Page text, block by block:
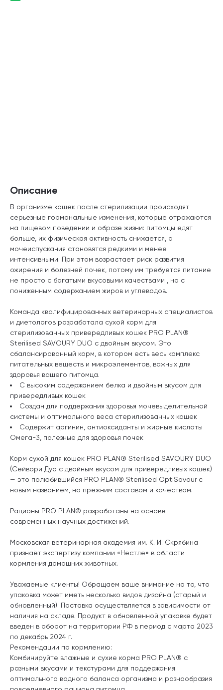
Описание
В организме кошек после стерилизации происходят
серьезные гормональные изменения, которые отражаются
на пищевом поведении и образе жизни: питомцы едят
больше, их физическая активность снижается, а
мочеиспускания становятся редкими и менее
интенсивными. При этом возрастает риск развития
ожирения и болезней почек, потому им требуется питание
не просто с богатыми вкусовыми качествами , но с
пониженным содержанием жиров и углеводов.
Команда квалифицированных ветеринарных специалистов
и диетологов разработала сухой корм для
стерилизованных привередливых кошек PRO PLAN®
Sterilised SAVOURY DUO с двойным вкусом. Это
сбалансированный корм, в котором есть весь комплекс
питательных веществ и микроэлементов, важных для
здоровья вашего питомца.
С высоким содержанием белка и двойным вкусом для
привередливых кошек
Создан для поддержания здоровья мочевыделительной
системы и оптимального веса стерилизованных кошек
Содержит аргинин, антиоксиданты и жирные кислоты
Омега-3, полезные для здоровья почек
Корм сухой для кошек PRO PLAN® Sterilised SAVOURY DUO
(Сейвори Дуо с двойным вкусом для привередливых кошек)
— это полюбившийся PRO PLAN® Sterilised OptiSavour с
новым названием, но прежним составом и качеством.
Рационы PRO PLAN® разработаны на основе
современных научных достижений.
Московская ветеринарная академия им. К. И. Скрябина
признаёт экспертизу компании «Нестле» в области
кормления домашних животных.
Уважаемые клиенты! Обращаем ваше внимание на то, что
упаковка может иметь несколько видов дизайна (старый и
обновленный). Поставка осуществляется в зависимости от
наличия на складе. Продукт в обновленной упаковке будет
введен в оборот на территории РФ в период с марта 2023
по декабрь 2024 г.
Рекомендации по кормлению:
Комбинируйте влажные и сухие корма PRO PLAN® с
разными вкусами и текстурами для поддержания
оптимального водного баланса организма и разнообразия